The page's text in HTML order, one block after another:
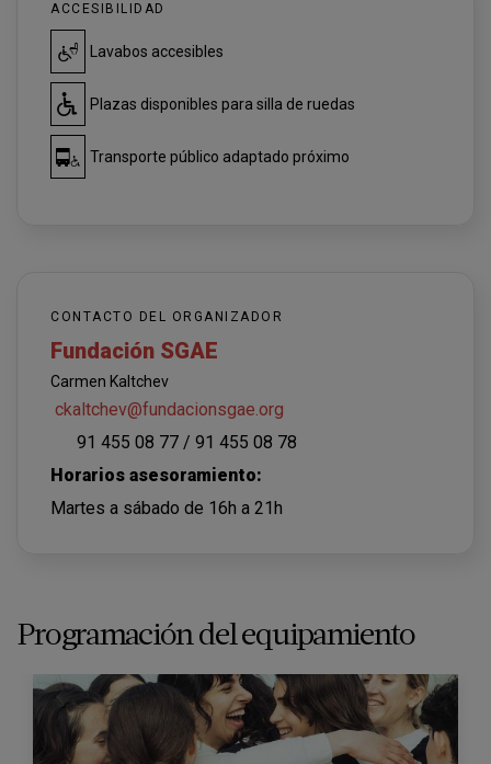
ACCESIBILIDAD
Lavabos accesibles
Plazas disponibles para silla de ruedas
Transporte público adaptado próximo
CONTACTO DEL ORGANIZADOR
Fundación SGAE
Carmen Kaltchev
ckaltchev@fundacionsgae.org
91 455 08 77 / 91 455 08 78
Horarios asesoramiento:
Martes a sábado de 16h a 21h
Programación del equipamiento